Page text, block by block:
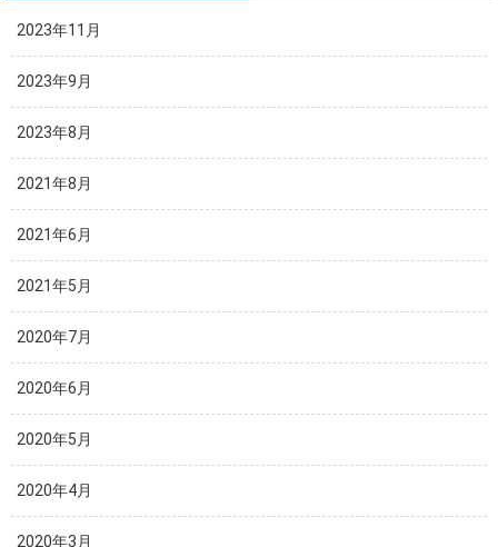
2023年11月
2023年9月
2023年8月
2021年8月
2021年6月
2021年5月
2020年7月
2020年6月
2020年5月
2020年4月
2020年3月